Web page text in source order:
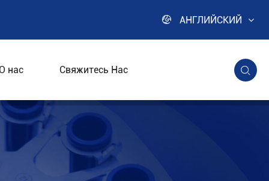
 АНГЛИЙСКИЙ
нас Свяжитесь Нас 